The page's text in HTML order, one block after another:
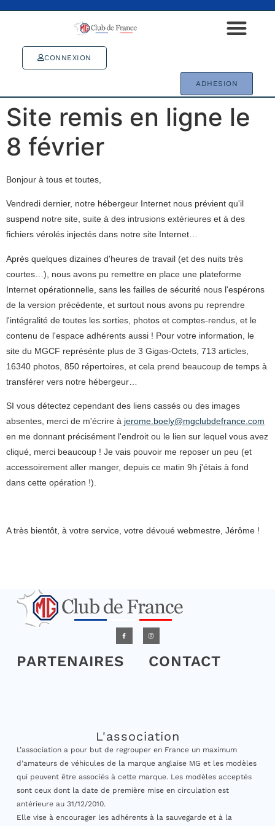
CONNEXION
ADHESION
Site remis en ligne le
8 février
Bonjour à tous et toutes,
Vendredi dernier, notre hébergeur Internet nous prévient qu'il
suspend notre site, suite à des intrusions extérieures et à des
fichiers vérolés injectés dans notre site Internet…
Après quelques dizaines d'heures de travail (et des nuits très
courtes…), nous avons pu remettre en place une plateforme
Internet opérationnelle, sans les failles de sécurité nous l'espérons
de la version précédente, et surtout nous avons pu reprendre
l'intégralité de toutes les sorties, photos et comptes-rendus, et le
contenu de l'espace adhérents aussi ! Pour votre information, le
site du MGCF représénte plus de 3 Gigas-Octets, 713 articles,
16340 photos, 850 répertoires, et cela prend beaucoup de temps à
transférer vers notre hébergeur…
SI vous détectez cependant des liens cassés ou des images
absentes, merci de m'écrire à jerome.boely@mgclubdefrance.com
en me donnant précisément l'endroit ou le lien sur lequel vous avez
cliqué, merci beaucoup ! Je vais pouvoir me reposer un peu (et
accessoirement aller manger, depuis ce matin 9h j'étais à fond
dans cette opération !).
A très bientôt, à votre service, votre dévoué webmestre , Jérôme !
PARTENAIRES CONTACT
L'association
L’association a pour but de regrouper en France un maximum
d’amateurs de véhicules de la marque anglaise MG et les modèles
qui peuvent être associés à cette marque. Les modèles acceptés
sont ceux dont la date de première mise en circulation est
antérieure au 31/12/2010.
Elle vise à encourager les adhérents à la sauvegarde et à la